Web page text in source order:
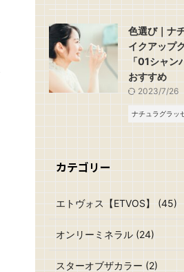
色選び｜ナ
イクアップ
「01シャ
おすすめ
2023/7/26
ナチュラグラッ
カテゴリー
エトヴォス【ETVOS】 (45)
オンリーミネラル (24)
スターオブザカラー (2)